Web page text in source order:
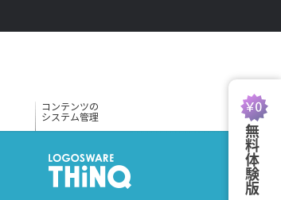
無料体験版
コンテンツの
システム管理